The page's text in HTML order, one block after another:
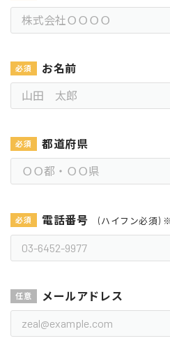
お名前
都道府県
電話番号 (ハイフン必須) ※
メールアドレス